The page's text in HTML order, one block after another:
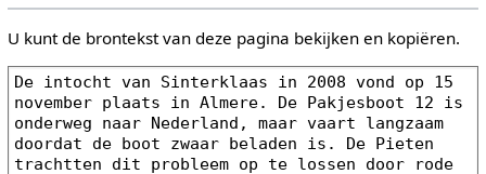
U kunt de brontekst van deze pagina bekijken en kopiëren.